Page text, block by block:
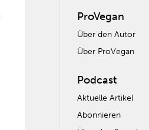
ProVegan
Über den Autor
Über ProVegan
Podcast
Aktuelle Artikel
Abonnieren